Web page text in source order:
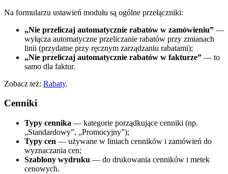
Na formularzu ustawień modułu są ogólne przełączniki:
„Nie przeliczaj automatycznie rabatów w zamówieniu” —
wyłącza automatyczne przeliczanie rabatów przy zmianach
linii (przydatne przy ręcznym zarządzaniu rabatami);
„Nie przeliczaj automatycznie rabatów w fakturze” — to
samo dla faktur.
Zobacz też: Rabaty.
Cenniki
Typy cennika — kategorie porządkujące cenniki (np.
„Standardowy”, „Promocyjny”);
Typy cen — używane w liniach cenników i zamówień do
wyznaczania cen;
Szablony wydruku — do drukowania cenników i metek
cenowych.